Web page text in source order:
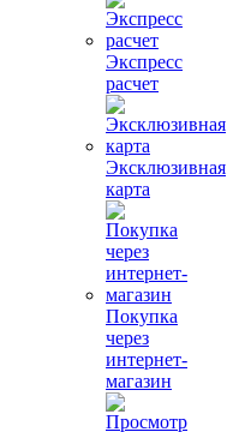
Экспресс
расчет
Эксклюзивная
карта
Покупка
через
интернет-
магазин